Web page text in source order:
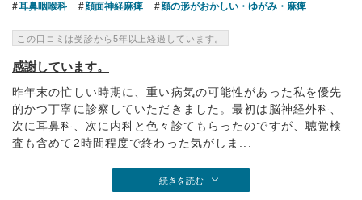
耳鼻咽喉科 顔面神経麻痺 顔の形がおかしい・ゆがみ・麻痺
この口コミは受診から5年以上経過しています。
感謝しています。
昨年末の忙しい時期に、重い病気の可能性があった私を優先
的かつ丁寧に診察していただきました。最初は脳神経外科、
次に耳鼻科、次に内科と色々診てもらったのですが、聴覚検
査も含めて2時間程度で終わった気がしま...
続きを読む